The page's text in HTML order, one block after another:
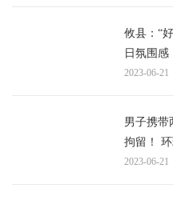
攸县：“
日氛围感
2023-06-21
男子携带
拘留！
2023-06-21